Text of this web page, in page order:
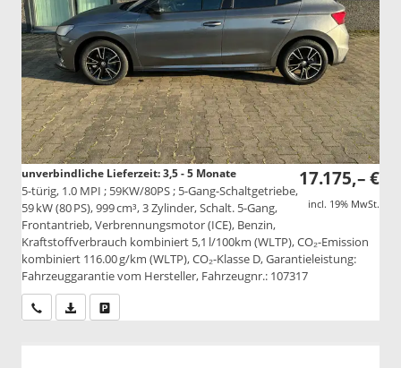
17.175,– €
incl. 19% MwSt.
unverbindliche Lieferzeit: 3,5 - 5 Monate
5-türig, 1.0 MPI ; 59KW/80PS ; 5-Gang-Schaltgetriebe,
59 kW (80 PS), 999 cm³, 3 Zylinder, Schalt. 5-Gang,
Frontantrieb, Verbrennungsmotor (ICE), Benzin,
Kraftstoffverbrauch kombiniert 5,1 l/100km (WLTP), CO₂-Emission
kombiniert 116.00 g/km (WLTP), CO₂-Klasse D, Garantieleistung:
Fahrzeuggarantie vom Hersteller, Fahrzeugnr.: 107317
Wir rufen Sie anPDF-Datei, Fahrzeugexposé drucken